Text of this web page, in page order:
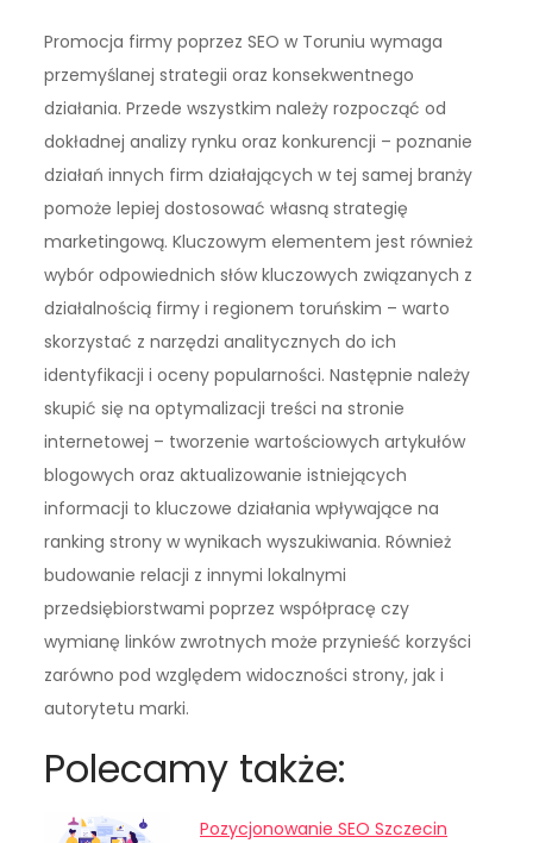
Promocja firmy poprzez SEO w Toruniu wymaga
przemyślanej strategii oraz konsekwentnego
działania. Przede wszystkim należy rozpocząć od
dokładnej analizy rynku oraz konkurencji – poznanie
działań innych firm działających w tej samej branży
pomoże lepiej dostosować własną strategię
marketingową. Kluczowym elementem jest również
wybór odpowiednich słów kluczowych związanych z
działalnością firmy i regionem toruńskim – warto
skorzystać z narzędzi analitycznych do ich
identyfikacji i oceny popularności. Następnie należy
skupić się na optymalizacji treści na stronie
internetowej – tworzenie wartościowych artykułów
blogowych oraz aktualizowanie istniejących
informacji to kluczowe działania wpływające na
ranking strony w wynikach wyszukiwania. Również
budowanie relacji z innymi lokalnymi
przedsiębiorstwami poprzez współpracę czy
wymianę linków zwrotnych może przynieść korzyści
zarówno pod względem widoczności strony, jak i
autorytetu marki.
Polecamy także:
Pozycjonowanie SEO Szczecin